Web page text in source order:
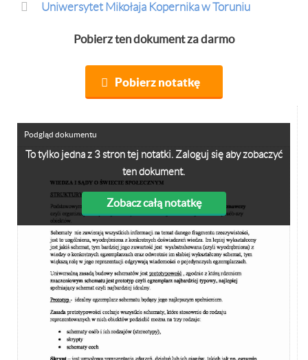
Uniwersytet Mikołaja Kopernika w Toruniu
Pobierz ten dokument za darmo
Pobierz notatkę
To tylko jedna z 3 stron tej notatki. Zaloguj się aby zobaczyć
ten dokument.
Zobacz całą notatkę
Podgląd dokumentu